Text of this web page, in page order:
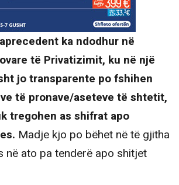
ka ndodhur në
të Privatizimit, ku në një
jo transparente po fshihen
të pronave/aseteve të shtetit,
tregohen as shifrat apo
Madje kjo po bëhet në të gjitha
në ato pa tenderë apo shitjet